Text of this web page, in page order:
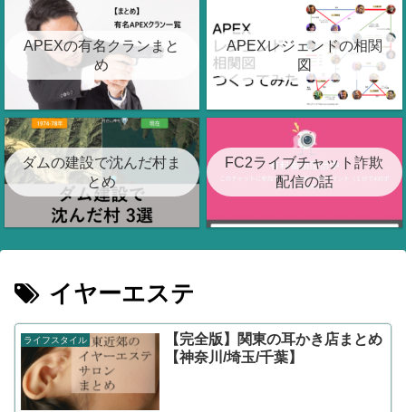
APEXの有名クランまと
め
APEXレジェンドの相関
図
ダムの建設で沈んだ村ま
とめ
FC2ライブチャット詐欺
配信の話
イヤーエステ
ライフスタイル
【完全版】関東の耳かき店まとめ
【神奈川/埼玉/千葉】